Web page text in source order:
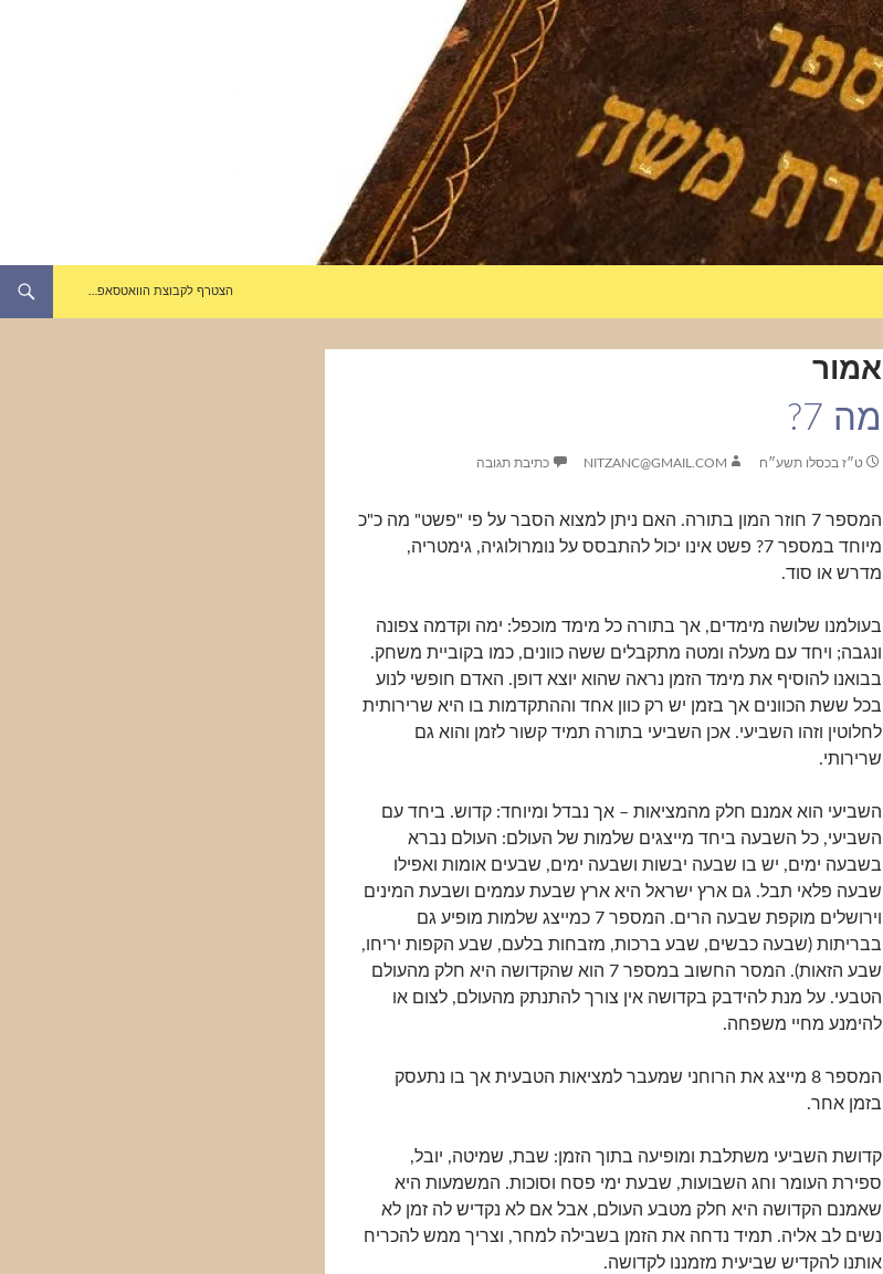
הצטרף לקבוצת הוואטסאפ…
אמור
מה 7?
ט״ז בכסלו תשע״ח NITZANC@GMAIL.COM כתיבת תגובה
המספר 7 חוזר המון בתורה. האם ניתן למצוא הסבר על פי "פשט" מה כ"כ
מיוחד במספר 7? פשט אינו יכול להתבסס על נומרולוגיה, גימטריה,
מדרש או סוד.
בעולמנו שלושה מימדים, אך בתורה כל מימד מוכפל: ימה וקדמה צפונה
ונגבה; ויחד עם מעלה ומטה מתקבלים ששה כוונים, כמו בקוביית משחק.
בבואנו להוסיף את מימד הזמן נראה שהוא יוצא דופן. האדם חופשי לנוע
בכל ששת הכוונים אך בזמן יש רק כוון אחד וההתקדמות בו היא שרירותית
לחלוטין וזהו השביעי. אכן השביעי בתורה תמיד קשור לזמן והוא גם
שרירותי.
השביעי הוא אמנם חלק מהמציאות – אך נבדל ומיוחד: קדוש. ביחד עם
השביעי, כל השבעה ביחד מייצגים שלמות של העולם: העולם נברא
בשבעה ימים, יש בו שבעה יבשות ושבעה ימים, שבעים אומות ואפילו
שבעה פלאי תבל. גם ארץ ישראל היא ארץ שבעת עממים ושבעת המינים
וירושלים מוקפת שבעה הרים. המספר 7 כמייצג שלמות מופיע גם
בבריתות (שבעה כבשים, שבע ברכות, מזבחות בלעם, שבע הקפות יריחו,
שבע הזאות). המסר החשוב במספר 7 הוא שהקדושה היא חלק מהעולם
הטבעי. על מנת להידבק בקדושה אין צורך להתנתק מהעולם, לצום או
להימנע מחיי משפחה.
המספר 8 מייצג את הרוחני שמעבר למציאות הטבעית אך בו נתעסק
בזמן אחר.
קדושת השביעי משתלבת ומופיעה בתוך הזמן: שבת, שמיטה, יובל,
ספירת העומר וחג השבועות, שבעת ימי פסח וסוכות. המשמעות היא
שאמנם הקדושה היא חלק מטבע העולם, אבל אם לא נקדיש לה זמן לא
נשים לב אליה. תמיד נדחה את הזמן בשבילה למחר, וצריך ממש להכריח
אותנו להקדיש שביעית מזמננו לקדושה.